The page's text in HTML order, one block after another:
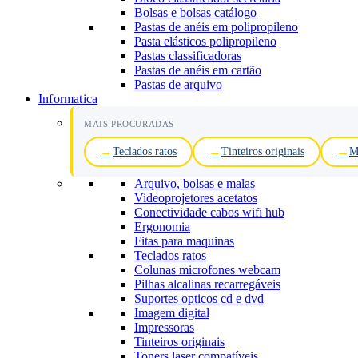
Bolsas e bolsas catálogo
Pastas de anéis em polipropileno
Pasta elásticos polipropileno
Pastas classificadoras
Pastas de anéis em cartão
Pastas de arquivo
Informatica
MAIS PROCURADAS
Teclados ratos Tinteiros originais
Arquivo, bolsas e malas
Videoprojetores acetatos
Conectividade cabos wifi hub
Ergonomia
Fitas para maquinas
Teclados ratos
Colunas microfones webcam
Pilhas alcalinas recarregáveis
Suportes opticos cd e dvd
Imagem digital
Impressoras
Tinteiros originais